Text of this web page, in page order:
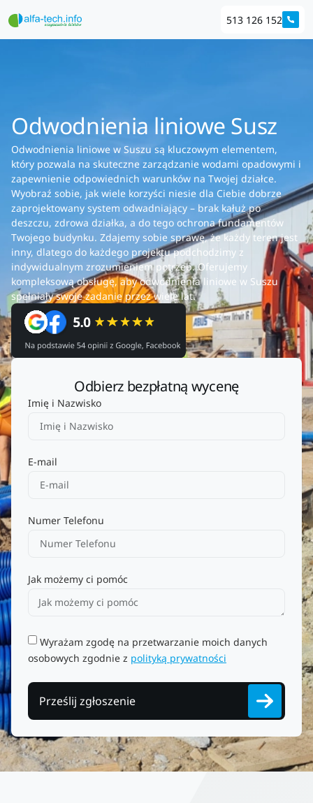
513 126 152
Odwodnienia liniowe Susz
Odwodnienia liniowe w Suszu są kluczowym elementem,
który pozwala na skuteczne zarządzanie wodami opadowymi i
zapewnienie odpowiednich warunków na Twojej działce.
Wyobraź sobie, jak wiele korzyści niesie dla Ciebie dobrze
zaprojektowany system odwadniający – brak kałuż po
deszczu, zdrowa działka, a do tego ochrona fundamentów
Twojego budynku. Zdajemy sobie sprawę, że każdy teren jest
inny, dlatego do każdego projektu podchodzimy z
indywidualnym zrozumieniem potrzeb. Oferujemy
kompleksową obsługę, aby odwodnienia liniowe w Suszu
spełniały swoje zadanie przez wiele lat.
Odbierz bezpłatną wycenę
Imię i Nazwisko
E-mail
Numer Telefonu
Jak możemy ci pomóc
Wyrażam zgodę na przetwarzanie moich danych
osobowych zgodnie z polityką prywatności
Prześlij zgłoszenie